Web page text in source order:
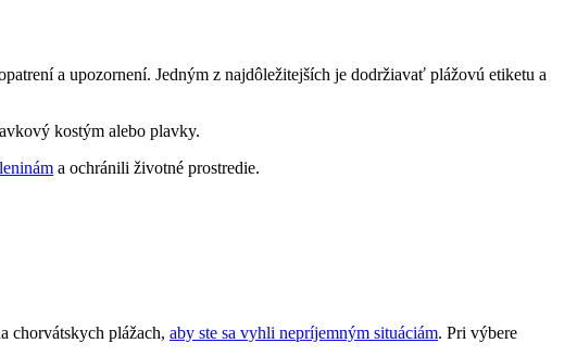
a upozornení. Jedným z najdôležitejších je dodržiavať plážovú etiketu a
kostým alebo plavky.
a ochránili životné prostredie.
chorvátskych plážach, aby ste sa vyhli nepríjemným situáciám. Pri výbere